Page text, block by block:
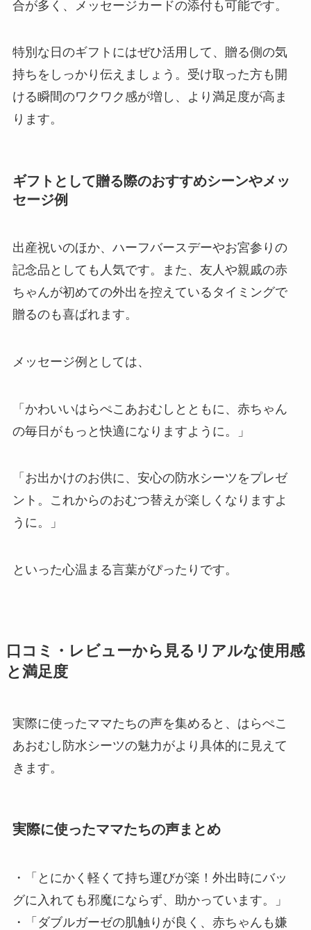
合が多く、メッセージカードの添付も可能です。
特別な日のギフトにはぜひ活用して、贈る側の気
持ちをしっかり伝えましょう。受け取った方も開
ける瞬間のワクワク感が増し、より満足度が高ま
ります。
ギフトとして贈る際のおすすめシーンやメッ
セージ例
出産祝いのほか、ハーフバースデーやお宮参りの
記念品としても人気です。また、友人や親戚の赤
ちゃんが初めての外出を控えているタイミングで
贈るのも喜ばれます。
メッセージ例としては、
「かわいいはらぺこあおむしとともに、赤ちゃん
の毎日がもっと快適になりますように。」
「お出かけのお供に、安心の防水シーツをプレゼ
ント。これからのおむつ替えが楽しくなりますよ
うに。」
といった心温まる言葉がぴったりです。
口コミ・レビューから見るリアルな使用感
と満足度
実際に使ったママたちの声を集めると、はらぺこ
あおむし防水シーツの魅力がより具体的に見えて
きます。
実際に使ったママたちの声まとめ
・「とにかく軽くて持ち運びが楽！外出時にバッ
グに入れても邪魔にならず、助かっています。」
・「ダブルガーゼの肌触りが良く、赤ちゃんも嫌